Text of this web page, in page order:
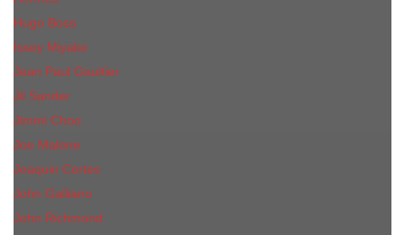
Hugo Boss
Issey Miyake
Jean Paul Gaultier
Jil Sander
Jimmi Choo
Jое Malоnе
Joaquin Cortes
John Galliano
John Richmond